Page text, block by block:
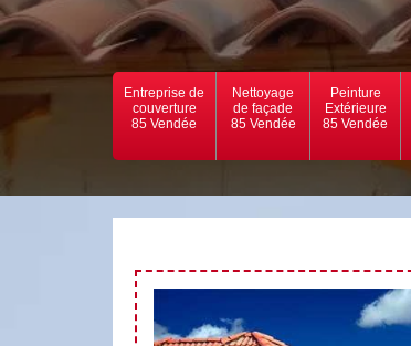
Entreprise de
couverture
85 Vendée
Nettoyage
de façade
85 Vendée
Peinture
Extérieure
85 Vendée